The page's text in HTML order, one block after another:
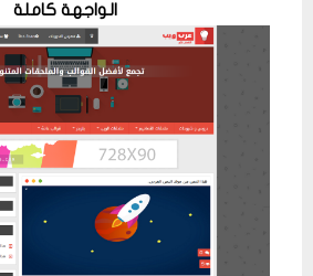
الواجهة كاملة